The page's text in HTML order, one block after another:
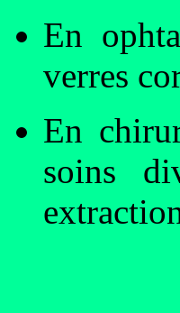
En
verres
En
soins